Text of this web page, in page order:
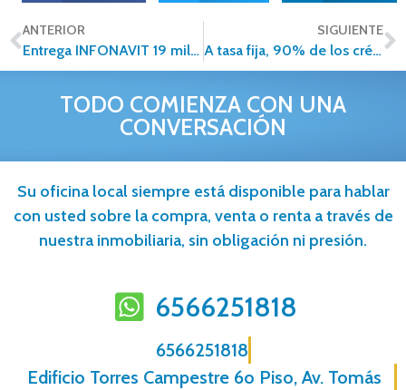
ANTERIOR
Entrega INFONAVIT 19 mil créditos hipotecarios en Coahuila
SIGUIENTE
A tasa fija, 90% de los créditos hipotecarios en México
TODO COMIENZA CON UNA
CONVERSACIÓN
Su oficina local siempre está disponible para hablar
con usted sobre la compra, venta o renta a través de
nuestra inmobiliaria, sin obligación ni presión.
6566251818
6566251818
Edificio Torres Campestre 6o Piso, Av. Tomás